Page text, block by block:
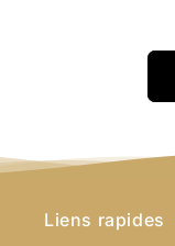
Liens rapides